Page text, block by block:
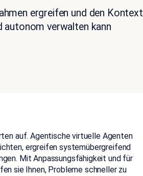
ergreifen und den Kontext
autonom verwalten kann
auf. Agentische virtuelle Agenten
ergreifen systemübergreifend
. Mit Anpassungsfähigkeit und für
sie Ihnen, Probleme schneller zu